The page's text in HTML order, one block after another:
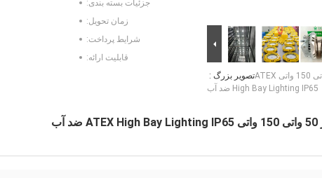
تصویر بزرگ :چراغ LED ضد انفجار 50 واتی 150 واتی ATEX
High Bay Lighting IP65 ضد آب
جزئیات بسته بندی:
زمان تحویل:
شرایط پرداخت:
قابلیت ارائه: